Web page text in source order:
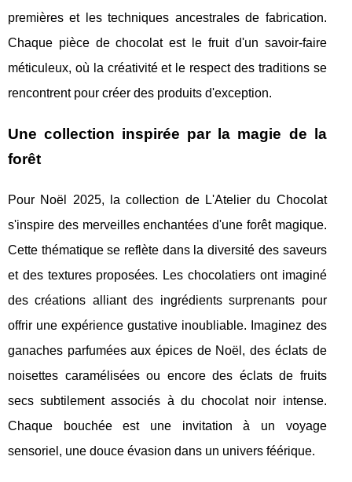
premières et les techniques ancestrales de fabrication.
Chaque pièce de chocolat est le fruit d'un savoir-faire
méticuleux, où la créativité et le respect des traditions se
rencontrent pour créer des produits d'exception.
Une collection inspirée par la magie de la
forêt
Pour Noël 2025, la collection de L'Atelier du Chocolat
s'inspire des merveilles enchantées d'une forêt magique.
Cette thématique se reflète dans la diversité des saveurs
et des textures proposées. Les chocolatiers ont imaginé
des créations alliant des ingrédients surprenants pour
offrir une expérience gustative inoubliable. Imaginez des
ganaches parfumées aux épices de Noël, des éclats de
noisettes caramélisées ou encore des éclats de fruits
secs subtilement associés à du chocolat noir intense.
Chaque bouchée est une invitation à un voyage
sensoriel, une douce évasion dans un univers féérique.